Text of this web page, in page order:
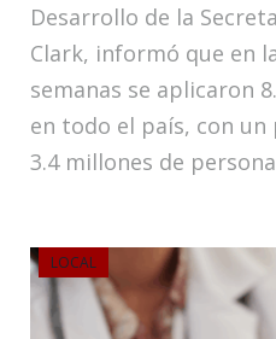
Desarrollo de la
Clark, informó que en
semanas se aplicaron
en todo el país, con
3.4 millones de
LOCAL